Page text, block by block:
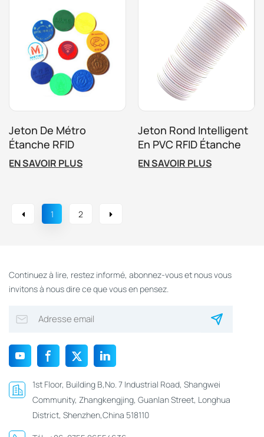
Jeton De Métro
Étanche RFID
EN SAVOIR PLUS
Jeton Rond Intelligent
En PVC RFID Étanche
125 KHz 13,56 MHz
EN SAVOIR PLUS
1 2
Continuez à lire, restez informé, abonnez-vous et nous vous
invitons à nous dire ce que vous en pensez.
1st Floor, Building B,No. 7 Industrial Road, Shangwei
Community, Zhangkengjing, Guanlan Street, Longhua
District, Shenzhen,China 518110